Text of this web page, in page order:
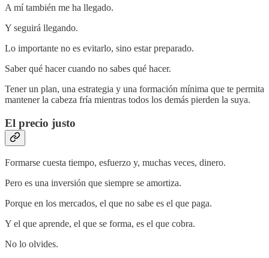
A mí también me ha llegado.
Y seguirá llegando.
Lo importante no es evitarlo, sino estar preparado.
Saber qué hacer cuando no sabes qué hacer.
Tener un plan, una estrategia y una formación mínima que te permita
mantener la cabeza fría mientras todos los demás pierden la suya.
El precio justo
Formarse cuesta tiempo, esfuerzo y, muchas veces, dinero.
Pero es una inversión que siempre se amortiza.
Porque en los mercados, el que no sabe es el que paga.
Y el que aprende, el que se forma, es el que cobra.
No lo olvides.